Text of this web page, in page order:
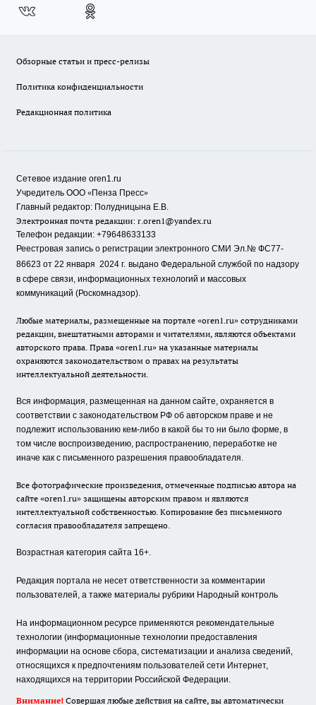
Обзорные статьи и пресс-релизы
Политика конфиденциальности
Редакционная политика
Сетевое издание oren1.ru
Учредитель ООО «Пенза Пресс»
Главный редактор: Полудницына Е.В.
Электронная почта редакции: r.oren1@yandex.ru
Телефон редакции: +79648633133
Реестровая запись о регистрации электронного СМИ Эл.№ ФС77-
86623 от 22 января 2024 г. выдано Федеральной службой по надзору
в сфере связи, информационных технологий и массовых
коммуникаций (Роскомнадзор).
Любые материалы, размещенные на портале «oren1.ru» сотрудниками
редакции, внештатными авторами и читателями, являются объектами
авторского права. Права «oren1.ru» на указанные материалы
охраняются законодательством о правах на результаты
интеллектуальной деятельности.
Вся информация, размещенная на данном сайте, охраняется в
соответствии с законодательством РФ об авторском праве и не
подлежит использованию кем-либо в какой бы то ни было форме, в
том числе воспроизведению, распространению, переработке не
иначе как с письменного разрешения правообладателя.
Все фотографические произведения, отмеченные подписью автора на
сайте «oren1.ru» защищены авторским правом и являются
интеллектуальной собственностью. Копирование без письменного
согласия правообладателя запрещено.
Возрастная категория сайта 16+.
Редакция портала не несет ответственности за комментарии
пользователей, а также материалы рубрики Народный контроль
На информационном ресурсе применяются рекомендательные
технологии (информационные технологии предоставления
информации на основе сбора, систематизации и анализа сведений,
относящихся к предпочтениям пользователей сети Интернет,
находящихся на территории Российской Федерации.
Внимание! Совершая любые действия на сайте, вы автоматически